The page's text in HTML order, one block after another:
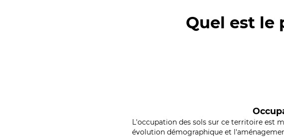
Quel est le
L'occupation des sols sur ce territoire est
évolution démographique et